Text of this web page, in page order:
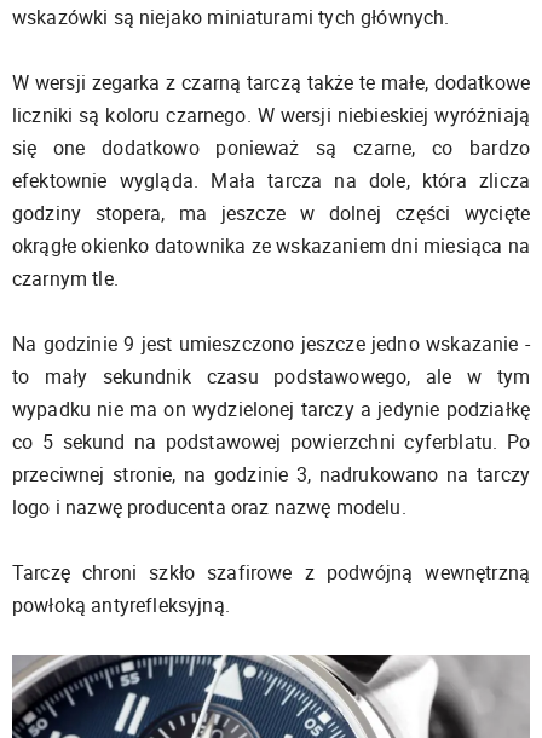
wskazówki są niejako miniaturami tych głównych.
W wersji zegarka z czarną tarczą także te małe, dodatkowe
liczniki są koloru czarnego. W wersji niebieskiej wyróżniają
się one dodatkowo ponieważ są czarne, co bardzo
efektownie wygląda. Mała tarcza na dole, która zlicza
godziny stopera, ma jeszcze w dolnej części wycięte
okrągłe okienko datownika ze wskazaniem dni miesiąca na
czarnym tle.
Na godzinie 9 jest umieszczono jeszcze jedno wskazanie -
to mały sekundnik czasu podstawowego, ale w tym
wypadku nie ma on wydzielonej tarczy a jedynie podziałkę
co 5 sekund na podstawowej powierzchni cyferblatu. Po
przeciwnej stronie, na godzinie 3, nadrukowano na tarczy
logo i nazwę producenta oraz nazwę modelu.
Tarczę chroni szkło szafirowe z podwójną wewnętrzną
powłoką antyrefleksyjną.